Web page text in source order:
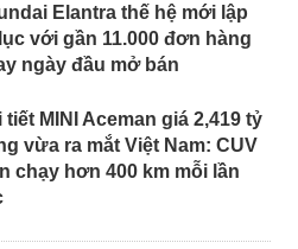
Elantra thế hệ mới lập
với gần 11.000 đơn hàng
ngày đầu mở bán
tiết MINI Aceman giá 2,419 tỷ
vừa ra mắt Việt Nam: CUV
chạy hơn 400 km mỗi lần